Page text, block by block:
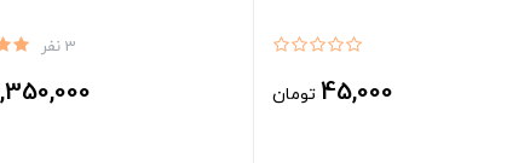
45,000 تومان
3 نفر